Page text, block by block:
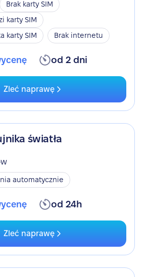
Brak karty SIM
karty SIM
karty SIM
Brak internetu
od 2 dni
Zleć naprawę
światła
automatycznie
od 24h
Zleć naprawę